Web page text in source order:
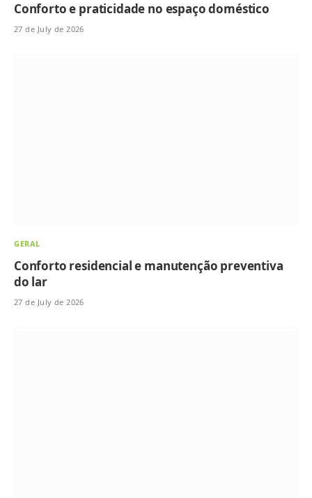
Conforto e praticidade no espaço doméstico
27 de July de 2026
GERAL
Conforto residencial e manutenção preventiva
do lar
27 de July de 2026